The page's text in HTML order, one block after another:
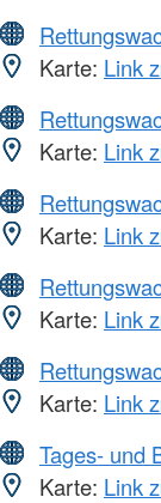
Karte: Link
Karte: Link
Karte: Link
Karte: Link
Karte: Link
Tages- und
Karte: Link